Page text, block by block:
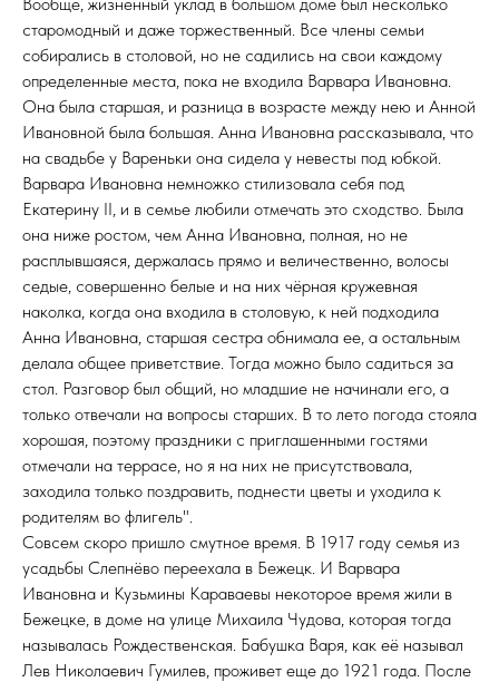
старомодный и даже торжественный. Все члены семьи
собирались в столовой, но не садились на свои каждому
определенные места, пока не входила Варвара Ивановна.
Она была старшая, и разница в возрасте между нею и Анной
Ивановной была большая. Анна Ивановна рассказывала, что
на свадьбе у Вареньки она сидела у невесты под юбкой.
Варвара Ивановна немножко стилизовала себя под
Екатерину II, и в семье любили отмечать это сходство. Была
она ниже ростом, чем Анна Ивановна, полная, но не
расплывшаяся, держалась прямо и величественно, волосы
седые, совершенно белые и на них чёрная кружевная
наколка, когда она входила в столовую, к ней подходила
Анна Ивановна, старшая сестра обнимала ее, а остальным
делала общее приветствие. Тогда можно было садиться за
стол. Разговор был общий, но младшие не начинали его, а
только отвечали на вопросы старших. В то лето погода стояла
хорошая, поэтому праздники с приглашенными гостями
отмечали на террасе, но я на них не присутствовала,
заходила только поздравить, поднести цветы и уходила к
родителям во флигель".
Совсем скоро пришло смутное время. В 1917 году семья из
усадьбы Слепнёво переехала в Бежецк. И Варвара
Ивановна и Кузьмины Караваевы некоторое время жили в
Бежецке, в доме на улице Михаила Чудова, которая тогда
называлась Рождественская. Бабушка Варя, как её называл
Лев Николаевич Гумилев, проживет еще до 1921 года. После